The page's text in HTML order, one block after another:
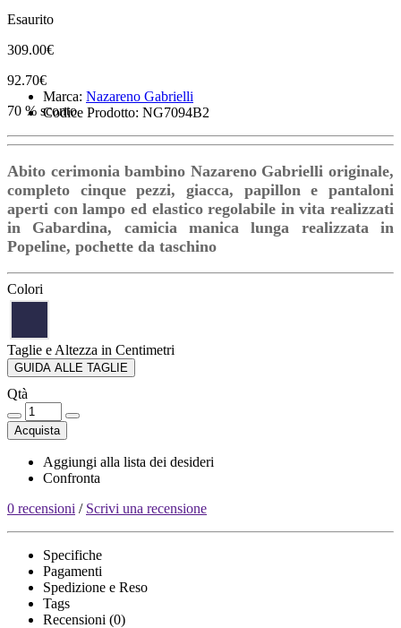
Esaurito
309.00€
92.70€
70 % sconto
Marca: Nazareno Gabrielli
Codice Prodotto: NG7094B2
Abito cerimonia bambino Nazareno Gabrielli originale,
completo cinque pezzi, giacca, papillon e pantaloni
aperti con lampo ed elastico regolabile in vita realizzati
in Gabardina, camicia manica lunga realizzata in
Popeline, pochette da taschino
Colori
Taglie e Altezza in Centimetri
GUIDA ALLE TAGLIE
Qtà
Acquista
Aggiungi alla lista dei desideri
Confronta
0 recensioni / Scrivi una recensione
Specifiche
Pagamenti
Spedizione e Reso
Tags
Recensioni (0)